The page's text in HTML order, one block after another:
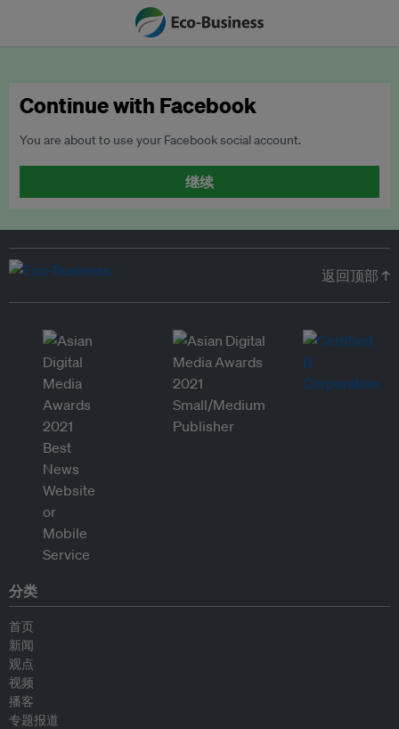
Continue with Facebook
You are about to use your Facebook social account.
继续
返回顶部 ↑
分类
首页
新闻
观点
视频
播客
专题报道